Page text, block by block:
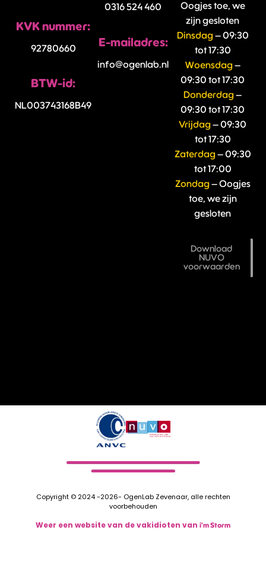
0316 524 460
E-mailadres:
info@ogenlab.nl
KVK nummer:
92780660
BTW-id:
NL003743168B49
Oogjes toe, we
zijn gesloten
Dinsdag – 09:30
tot 17:30
Woensdag –
09:30 tot 17:30
Donderdag–
09:30 tot 17:30
Vrijdag– 09:30
tot 17:30
Zaterdag – 09:30
tot 17:00
Zondag – Oogjes
toe, we zijn
gesloten
Download
NUVO
voorwaarden
Copyright © 2024 -2026- OgenLab Zevenaar, alle rechten
voorbehouden
Weer een website van de vakidioten van i'm Storm